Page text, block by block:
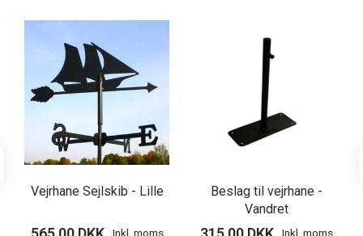
Vejrhane Sejlskib - Lille
Inkl. moms
Beslag til vejrhane -
Vandret
Inkl. moms